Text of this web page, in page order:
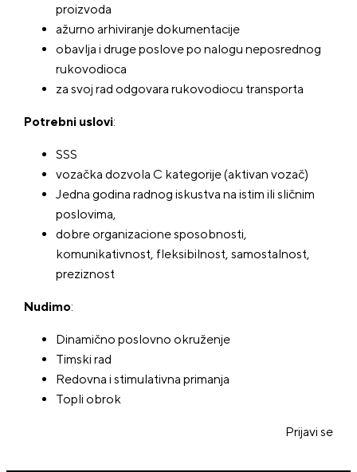
proizvoda
ažurno arhiviranje dokumentacije
obavlja i druge poslove po nalogu neposrednog
rukovodioca
za svoj rad odgovara rukovodiocu transporta
Potrebni uslovi:
SSS
vozačka dozvola C kategorije (aktivan vozač)
Jedna godina radnog iskustva na istim ili sličnim
poslovima,
dobre organizacione sposobnosti,
komunikativnost, fleksibilnost, samostalnost,
preziznost
Nudimo:
Dinamično poslovno okruženje
Timski rad
Redovna i stimulativna primanja
Topli obrok
Prijavi se